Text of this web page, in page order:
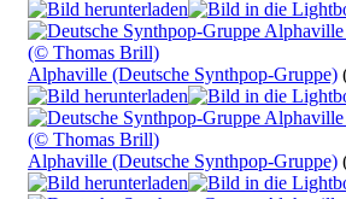
Alphaville (Deutsche Synthpop-Gruppe)
Alphaville (Deutsche Synthpop-Gruppe)